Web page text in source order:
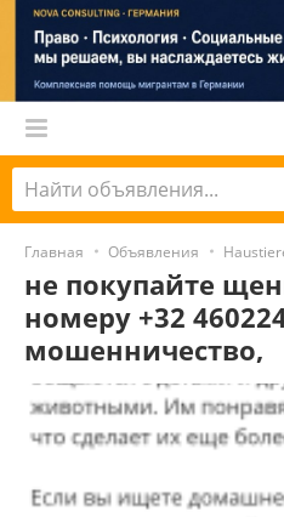
Главная Объявления
не покупайте
номеру +32
мошенничество,